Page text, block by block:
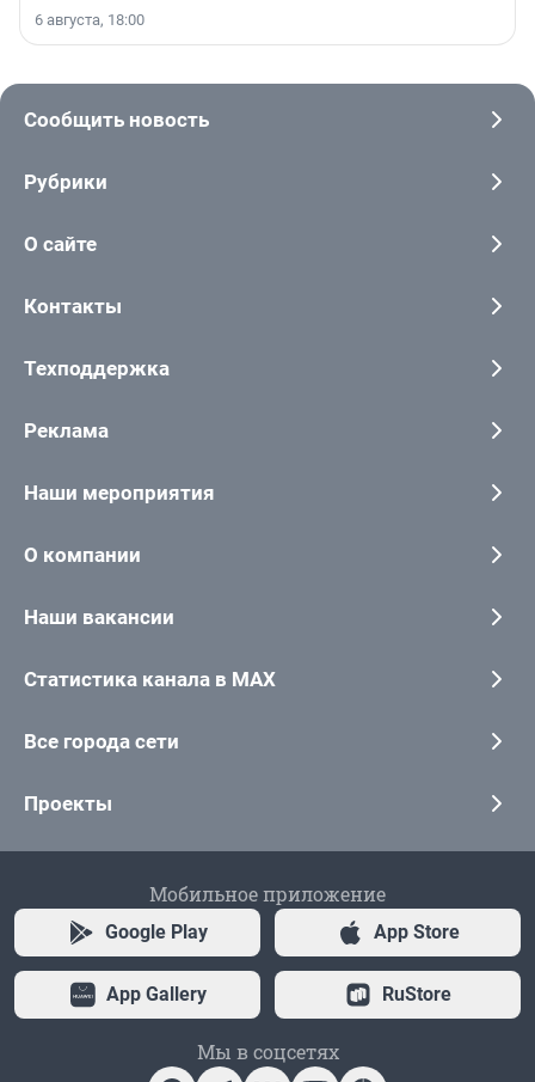
6 августа, 18:00
Сообщить новость
Рубрики
О сайте
Контакты
Техподдержка
Реклама
Наши мероприятия
О компании
Наши вакансии
Статистика канала в MAX
Все города сети
Проекты
Мобильное приложение
Google Play App Store
App Gallery RuStore
Мы в соцсетях